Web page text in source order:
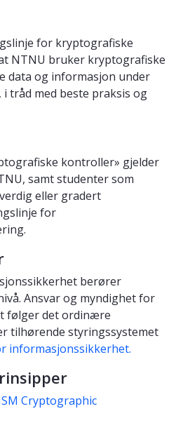
for kryptografiske
NTNU bruker kryptografiske
data og informasjon under
tråd med beste praksis og
kontroller» gjelder
samt studenter som
eller gradert
for
berører
Ansvar og myndighet for
følger det ordinære
tilhørende styringssystemet
informasjonssikkerhet.
Cryptographic